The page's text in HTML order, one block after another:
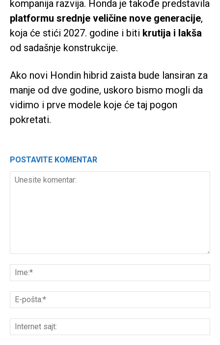
kompanija razvija. Honda je takođe predstavila
platformu srednje veličine nove generacije,
koja će stići 2027. godine i biti krutija i lakša
od sadašnje konstrukcije.
Ako novi Hondin hibrid zaista bude lansiran za
manje od dve godine, uskoro bismo mogli da
vidimo i prve modele koje će taj pogon
pokretati.
POSTAVITE KOMENTAR
komentar: